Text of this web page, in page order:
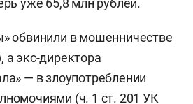
уже 65,8 млн рублей.
обвинили в мошенничестве
а экс-директора
— в злоупотреблении
(ч. 1 ст. 201 УК